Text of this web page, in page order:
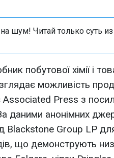
шум! Читай только суть из
побутової хімії і
можливість
Associated Press з
даними анонімних
Blackstone Group LP
що демонструють